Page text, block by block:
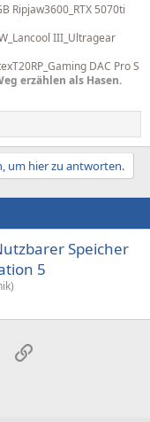
Ripjaw3600_RTX 5070ti
III_ Ultragear
DAC Pro S
erzählen als Hasen.
um hier zu antworten.
Speicher
5
MailLink